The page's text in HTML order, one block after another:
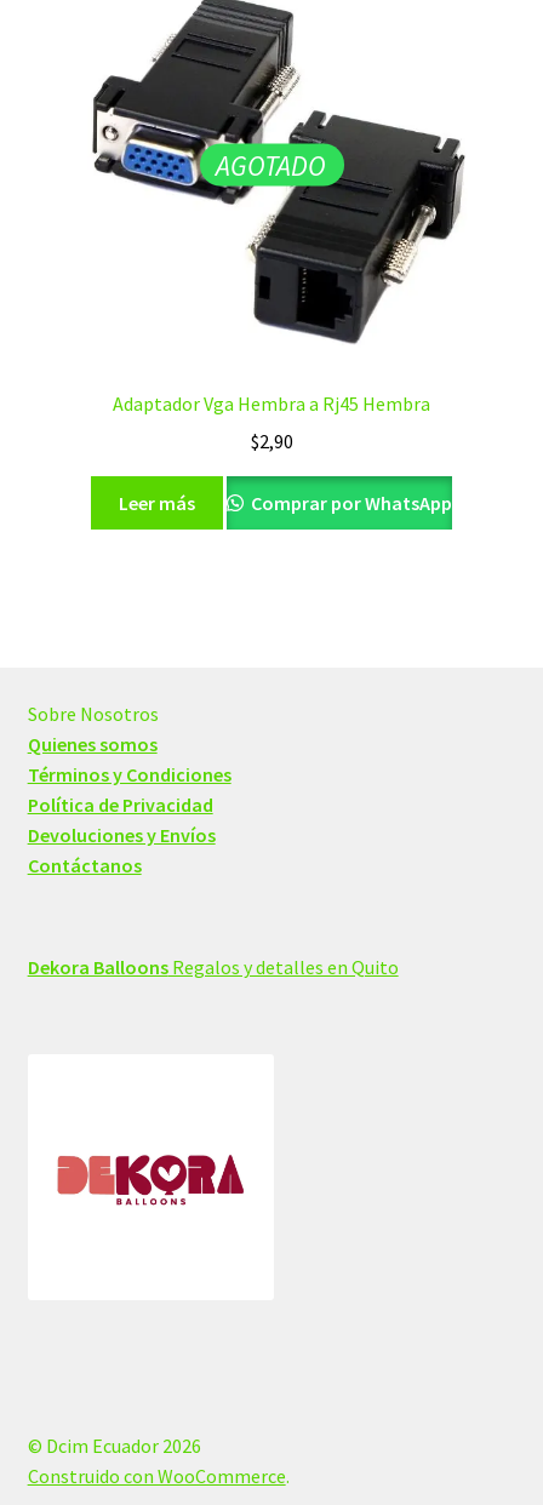
AGOTADO
Adaptador Vga Hembra a Rj45 Hembra
$2,90
Leer más Comprar por WhatsApp
Sobre Nosotros
Quienes somos
Términos y Condiciones
Política de Privacidad
Devoluciones y Envíos
Contáctanos
Dekora BalloonsRegalos y detalles en Quito
© Dcim Ecuador 2026
Construido con WooCommerce.